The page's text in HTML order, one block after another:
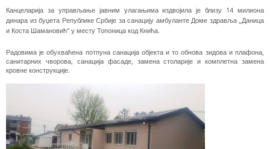
Канцеларија за управљање јавним улагањима издвојила је близу 14 милиона
динара из буџета Републике Србије за санацију амбуланте Доме здравља „Даница
и Коста Шамановић“ у месту Топоница код Кнића.
Радовима је обухваћена потпуна санација објекта и то обнова зидова и плафона,
санитарних чворова, санација фасаде, замена столарије и комплетна замена
кровне конструкције.